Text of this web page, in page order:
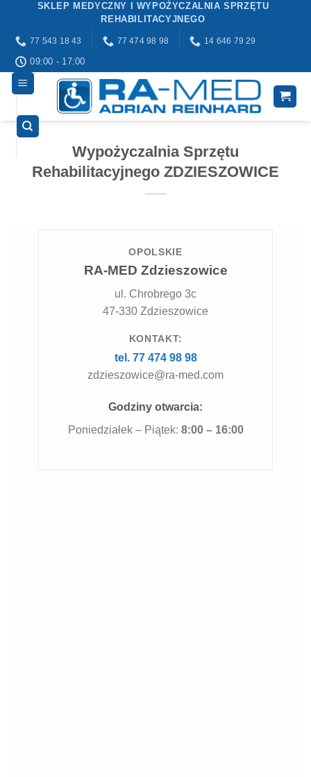
Przewiń
zawartości
SKLEP MEDYCZNY I WYPOŻYCZALNIA SPRZĘTU
REHABILITACYJNEGO
77 543 18 43 77 474 98 98 14 646 79 29
09:00 - 17:00
Wypożyczalnia Sprzętu
Rehabilitacyjnego ZDZIESZOWICE
OPOLSKIE
RA-MED Zdzieszowice
ul. Chrobrego 3c
47-330 Zdzieszowice
KONTAKT:
tel. 77 474 98 98
zdzieszowice@ra-med.com
Godziny otwarcia:
Poniedziałek – Piątek: 8:00 – 16:00